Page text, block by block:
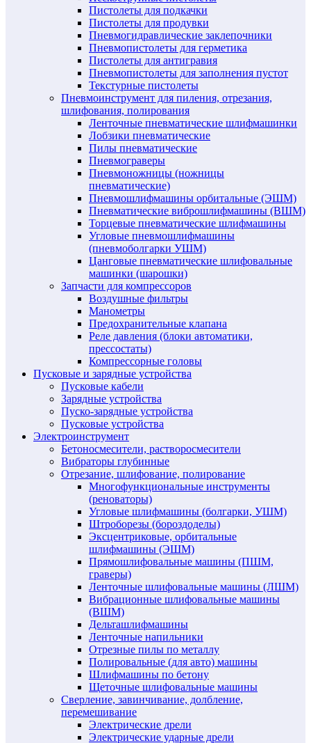
Пистолеты для подкачки
Пистолеты для продувки
Пневмогидравлические заклепочники
Пневмопистолеты для герметика
Пистолеты для антигравия
Пневмопистолеты для заполнения пустот
Текстурные пистолеты
Пневмоинструмент для пиления, отрезания,
шлифования, полирования
Ленточные пневматические шлифмашинки
Лобзики пневматические
Пилы пневматические
Пневмограверы
Пневмоножницы (ножницы
пневматические)
Пневмошлифмашины орбитальные (ЭШМ)
Пневматические виброшлифмашины (ВШМ)
Торцевые пневматические шлифмашины
Угловые пневмошлифмашины
(пневмоболгарки УШМ)
Цанговые пневматические шлифовальные
машинки (шарошки)
Запчасти для компрессоров
Воздушные фильтры
Манометры
Предохранительные клапана
Реле давления (блоки автоматики,
прессостаты)
Компрессорные головы
Пусковые и зарядные устройства
Пусковые кабели
Зарядные устройства
Пуско-зарядные устройства
Пусковые устройства
Электроинструмент
Бетоносмесители, растворосмесители
Вибраторы глубинные
Отрезание, шлифование, полирование
Многофункциональные инструменты
(реноваторы)
Угловые шлифмашины (болгарки, УШМ)
Штроборезы (бороздоделы)
Эксцентриковые, орбитальные
шлифмашины (ЭШМ)
Прямошлифовальные машины (ПШМ,
граверы)
Ленточные шлифовальные машины (ЛШМ)
Вибрационные шлифовальные машины
(ВШМ)
Дельташлифмашины
Ленточные напильники
Отрезные пилы по металлу
Полировальные (для авто) машины
Шлифмашины по бетону
Щеточные шлифовальные машины
Сверление, завинчивание, долбление,
перемешивание
Электрические дрели
Электрические ударные дрели